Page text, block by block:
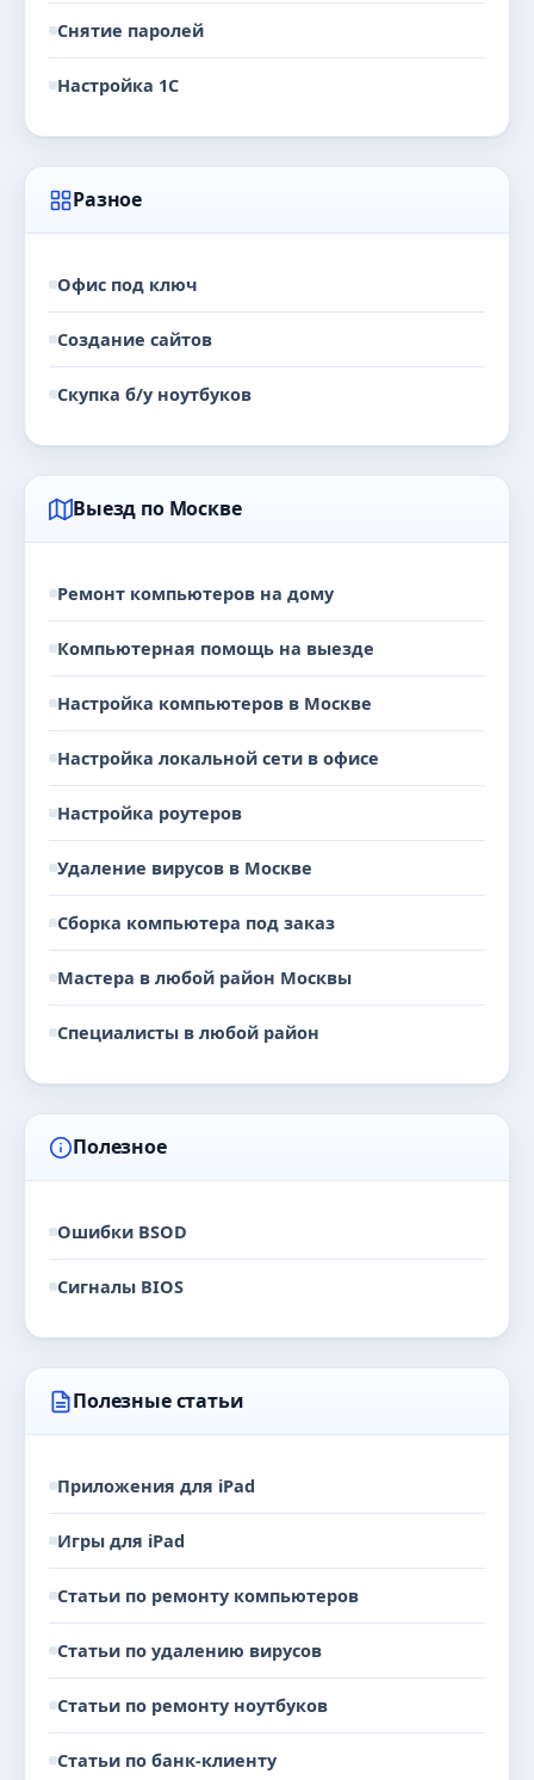
Снятие паролей
Настройка 1С
Разное
Офис под ключ
Создание сайтов
Скупка б/у ноутбуков
Выезд по Москве
Ремонт компьютеров на дому
Компьютерная помощь на выезде
Настройка компьютеров в Москве
Настройка локальной сети в офисе
Настройка роутеров
Удаление вирусов в Москве
Сборка компьютера под заказ
Мастера в любой район Москвы
Специалисты в любой район
Полезное
Ошибки BSOD
Сигналы BIOS
Полезные статьи
Приложения для iPad
Игры для iPad
Статьи по ремонту компьютеров
Статьи по удалению вирусов
Статьи по ремонту ноутбуков
Статьи по банк-клиенту